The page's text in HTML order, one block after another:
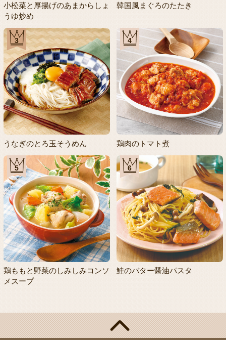
小松菜と厚揚げのあまからしょ
うゆ炒め
韓国風まぐろのたたき
3
うなぎのとろ玉そうめん
4
鶏肉のトマト煮
5
鶏ももと野菜のしみしみコンソ
メスープ
6
鮭のバター醤油パスタ